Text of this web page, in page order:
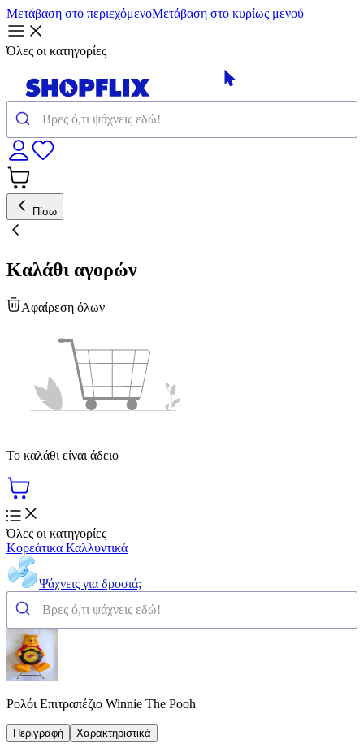
Μετάβαση στο περιεχόμενοΜετάβαση στο κυρίως μενού
Όλες οι κατηγορίες
Πίσω
Καλάθι αγορών
Αφαίρεση όλων
Το καλάθι είναι άδειο
Όλες οι κατηγορίες
Κορεάτικα Καλλυντικά
Ψάχνεις για δροσιά;
Ρολόι Επιτραπέζιο Winnie The Pooh
Περιγραφή Χαρακτηριστικά